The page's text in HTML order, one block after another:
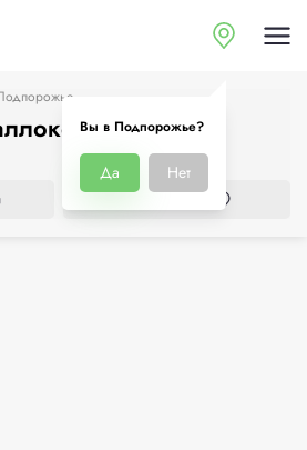
Вы в Подпорожье?
Да Нет
в
Все приёмки